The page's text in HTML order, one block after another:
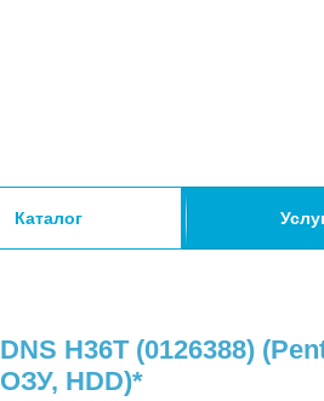
Каталог
DNS H36T (0126388)
ОЗУ, HDD)*